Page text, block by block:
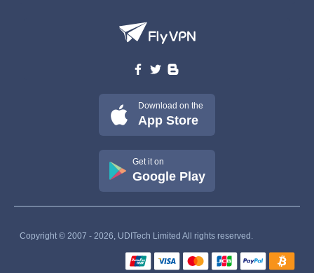
Download on the
App Store
Get it on
Google Play
Copyright © 2007 - 2026, UDITech Limited All rights reserved.